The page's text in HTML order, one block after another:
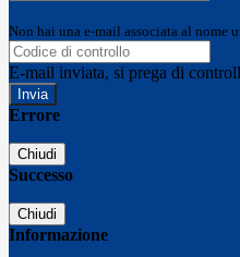
Non hai una e-mail associata al nome
E-mail inviata, si prega di
Errore
Chiudi
Successo
Chiudi
Informazione